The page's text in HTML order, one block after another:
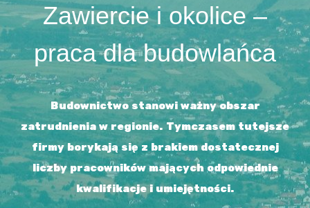
Zawiercie i okolice –
praca dla budowlańca
Budownictwo stanowi ważny obszar
zatrudnienia w regionie. Tymczasem tutejsze
firmy borykają się z brakiem dostatecznej
liczby pracowników mających odpowiednie
kwalifikacje i umiejętności.